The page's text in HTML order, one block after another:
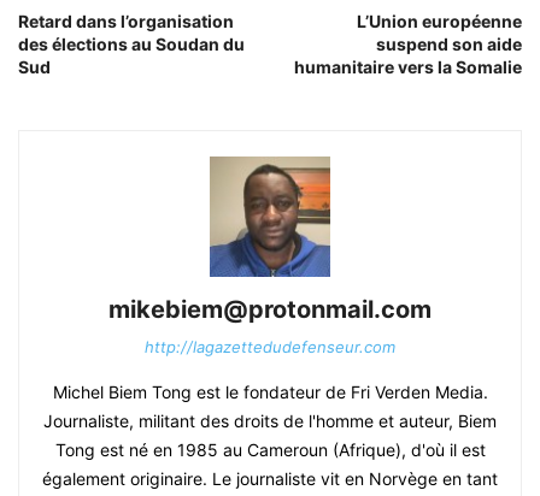
Retard dans l’organisation
des élections au Soudan du
Sud
L’Union européenne
suspend son aide
humanitaire vers la Somalie
mikebiem@protonmail.com
http://lagazettedudefenseur.com
Michel Biem Tong est le fondateur de Fri Verden Media.
Journaliste, militant des droits de l'homme et auteur, Biem
Tong est né en 1985 au Cameroun (Afrique), d'où il est
également originaire. Le journaliste vit en Norvège en tant